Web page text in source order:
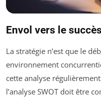
Envol vers le
La stratégie n’est que le
environnement
cette analyse
l’analyse SWOT doit être